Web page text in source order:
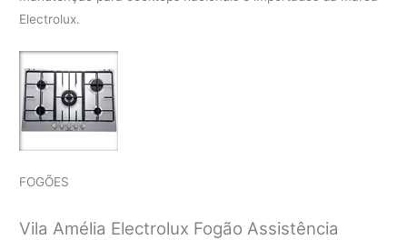
Electrolux.
FOGÕES
Vila Amélia Electrolux Fogão Assistência